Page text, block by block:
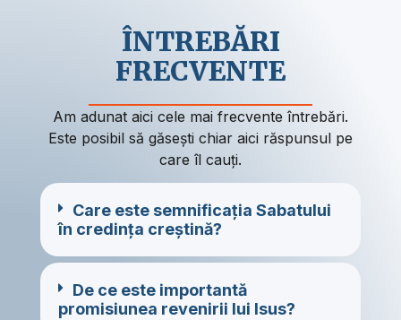
ÎNTREBĂRI
FRECVENTE
Am adunat aici cele mai frecvente întrebări.
Este posibil să găsești chiar aici răspunsul pe
care îl cauți.
Care este semnificația Sabatului
în credința creștină?
De ce este importantă
promisiunea revenirii lui Isus?